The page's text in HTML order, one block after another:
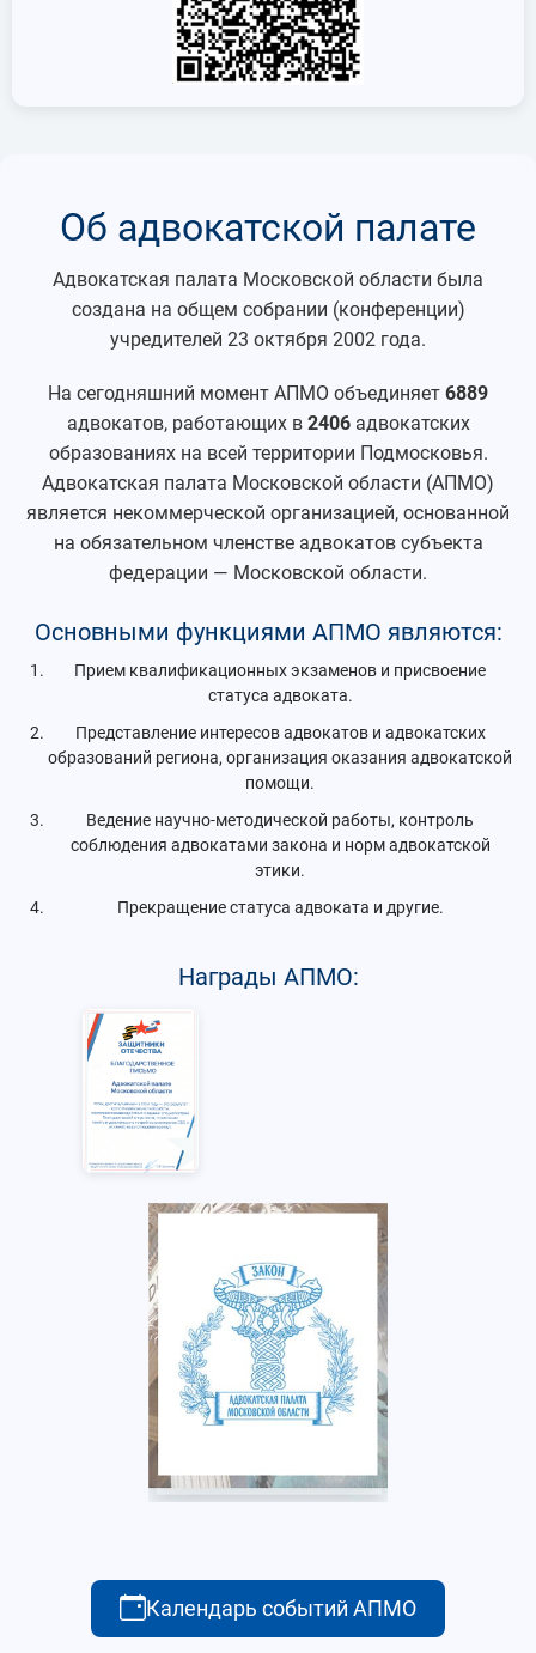
Об адвокатской палате
Адвокатская палата Московской области была
создана на общем собрании (конференции)
учредителей 23 октября 2002 года.
На сегодняшний момент АПМО объединяет 6889
адвокатов, работающих в 2406адвокатских
образованиях на всей территории Подмосковья.
Адвокатская палата Московской области (АПМО)
является некоммерческой организацией, основанной
на обязательном членстве адвокатов субъекта
федерации — Московской области.
Основными функциями АПМО являются:
Прием квалификационных экзаменов и присвоение
статуса адвоката.
Представление интересов адвокатов и адвокатских
образований региона, организация оказания адвокатской
помощи.
Ведение научно-методической работы, контроль
соблюдения адвокатами закона и норм адвокатской
этики.
Прекращение статуса адвоката и другие.
Награды АПМО:
Календарь событий АПМО